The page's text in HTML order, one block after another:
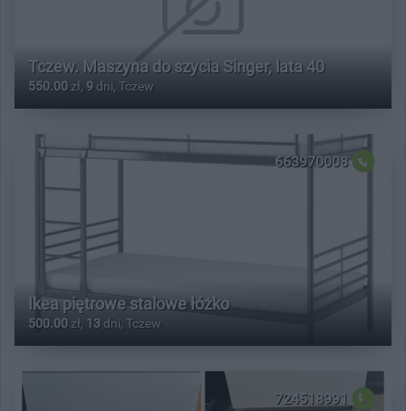
Tczew. Maszyna do szycia Singer, lata 40
550.00 zł, 9 dni, Tczew
663970008
Ikea piętrowe stalowe łóżko
500.00 zł, 13 dni, Tczew
724518991